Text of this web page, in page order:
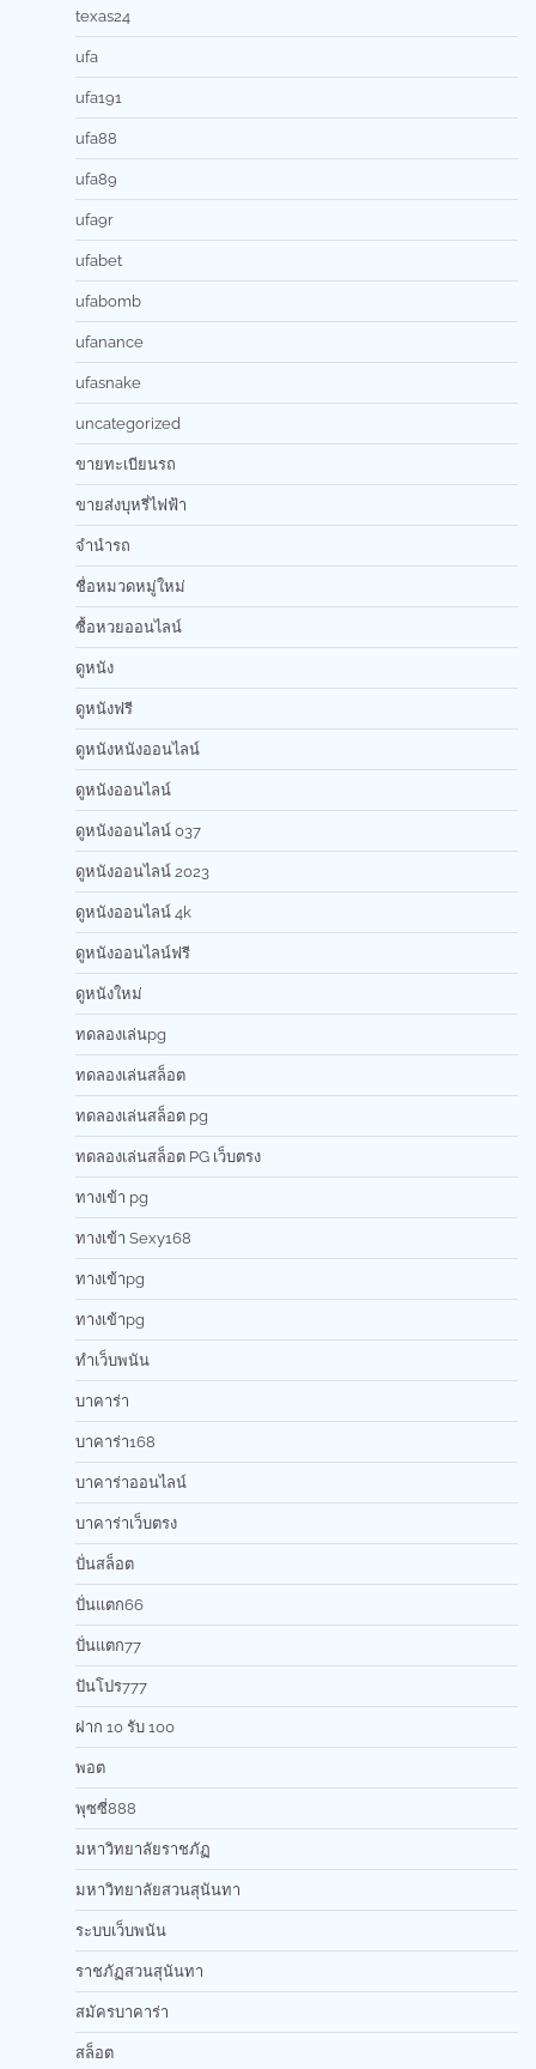
texas24
ufa
ufa191
ufa88
ufa89
ufa9r
ufabet
ufabomb
ufanance
ufasnake
uncategorized
ขายทะเบียนรถ
ขายส่งบุหรี่ไฟฟ้า
จำนำรถ
ชื่อหมวดหมู่ใหม่
ซื้อหวยออนไลน์
ดูหนัง
ดูหนังฟรี
ดูหนังหนังออนไลน์
ดูหนังออนไลน์
ดูหนังออนไลน์ 037
ดูหนังออนไลน์ 2023
ดูหนังออนไลน์ 4k
ดูหนังออนไลน์ฟรี
ดูหนังใหม่
ทดลองเล่นpg
ทดลองเล่นสล็อต
ทดลองเล่นสล็อต pg
ทดลองเล่นสล็อต PG เว็บตรง
ทางเข้า pg
ทางเข้า Sexy168
ทางเข้าpg
ทางเข้าpg
ทำเว็บพนัน
บาคาร่า
บาคาร่า168
บาคาร่าออนไลน์
บาคาร่าเว็บตรง
ปั่นสล็อต
ปั่นแตก66
ปั่นแตก77
ปันโปร777
ฝาก 10 รับ 100
พอต
พุซซี่888
มหาวิทยาลัยราชภัฏ
มหาวิทยาลัยสวนสุนันทา
ระบบเว็บพนัน
ราชภัฏสวนสุนันทา
สมัครบาคาร่า
สล็อต